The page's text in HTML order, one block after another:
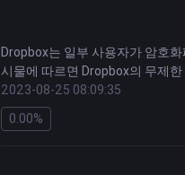
Dropbox는 일부 사용자가 암호
시물에 따르면 Dropbox의 무제
게 되었습니다. 회사는 사람들이
용하는 사용자 수가 증가한 것을
회사나 조직을 운영하기 위해 고
2023-08-25 08:09:35
0.00%